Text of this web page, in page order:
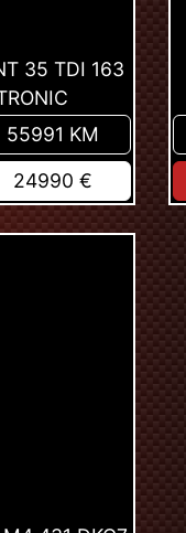
35 TDI 163
55991 KM
24990 €